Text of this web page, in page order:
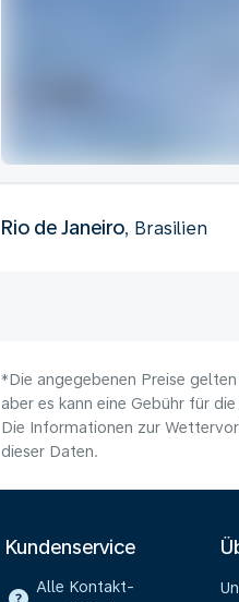
Rio de Janeiro, Brasilien
*Die angegebenen Preise
aber es kann eine Gebühr für
Die Informationen zur
dieser Daten.
Kundenservice
Alle Kontakt-